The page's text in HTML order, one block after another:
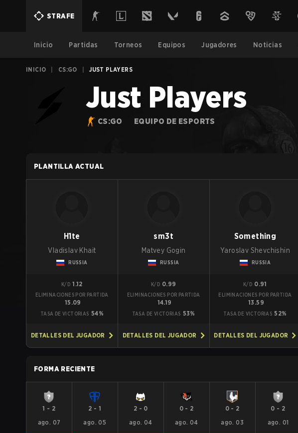
STRAFE
Inicio Partidas Torneos Equipos Jugadores Noticias
INICIO CS:GO JUST PLAYERS
Just Players
CS:GO EQUIPO DE ESPORTS
PLANTILLA ACTUAL
H1te
Vladislav Khait
RUSSIA
K/D 1.12
ELIMINACIONES POR PARTIDA
15.09
TASA DE VICTORIAS 54%
DETALLES DEL JUGADOR
sm3t
Matvey Gogin
RUSSIA
K/D 0.99
ELIMINACIONES POR PARTIDA
14.19
TASA DE VICTORIAS 53%
DETALLES DEL JUGADOR
Something
Yaroslav Shevchishin
RUSSIA
K/D 0.91
ELIMINACIONES POR PARTIDA
13.59
TASA DE VICTORIAS 52%
DETALLES DEL JUGADOR
FORMA RECIENTE
1 - 2
ago. 07
2 - 1
ago. 05
2 - 0
ago. 04
0 - 2
ago. 04
0- 2
ago. 03
0 - 2
ago. 01